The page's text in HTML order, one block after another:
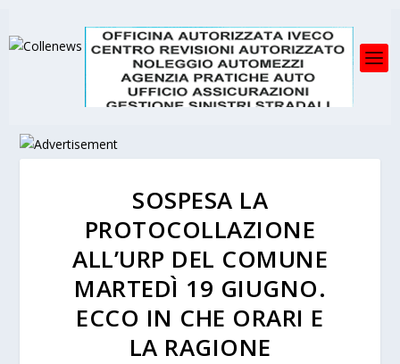
SOSPESA LA
PROTOCOLLAZIONE
ALL’URP DEL COMUNE
MARTEDÌ 19 GIUGNO.
ECCO IN CHE ORARI E
LA RAGIONE